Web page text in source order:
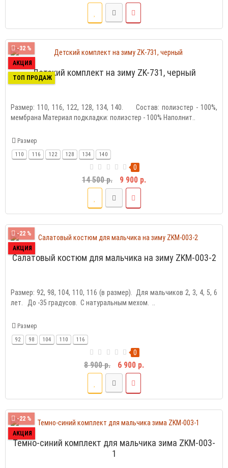
-32 %
АКЦИЯ
ТОП ПРОДАЖДетский комплект на зиму ZK-731, черный
Размер: 110, 116, 122, 128, 134, 140. Состав: полиэстер - 100%,
мембрана Материал подкладки: полиэстер - 100% Наполнит..
Размер
110 116 122 128 134 140
0
14 500 р. 9 900 р.
-22 %
АКЦИЯ
Салатовый костюм для мальчика на зиму ZKM-003-2
Размер: 92, 98, 104, 110, 116 (в размер). Для мальчиков 2, 3, 4, 5, 6
лет. До -35 градусов. С натуральным мехом. ..
Размер
92 98 104 110 116
0
8 900 р. 6 900 р.
-22 %
АКЦИЯ
Темно-синий комплект для мальчика зима ZKM-003-
1